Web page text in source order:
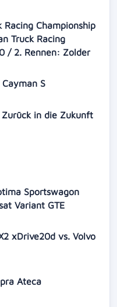
Racing Championship
Truck Racing
/ 2. Rennen: Zolder
S
in die Zukunft
Sportswagon
Variant GTE
xDrive20d vs. Volvo
Ateca